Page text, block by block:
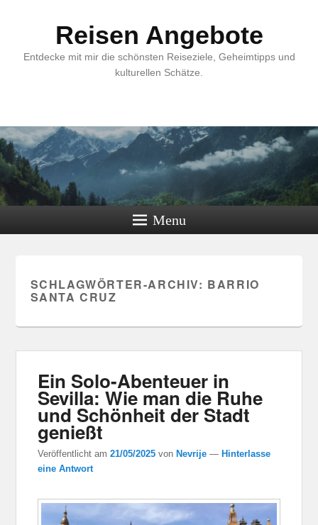
Reisen Angebote
Entdecke mit mir die schönsten Reiseziele, Geheimtipps und
kulturellen Schätze.
Menu
SCHLAGWÖRTER-ARCHIV: BARRIO
SANTA CRUZ
Ein Solo-Abenteuer in
Sevilla: Wie man die Ruhe
und Schönheit der Stadt
genießt
Veröffentlicht am21/05/2025 von Nevrije — Hinterlasse
eine Antwort